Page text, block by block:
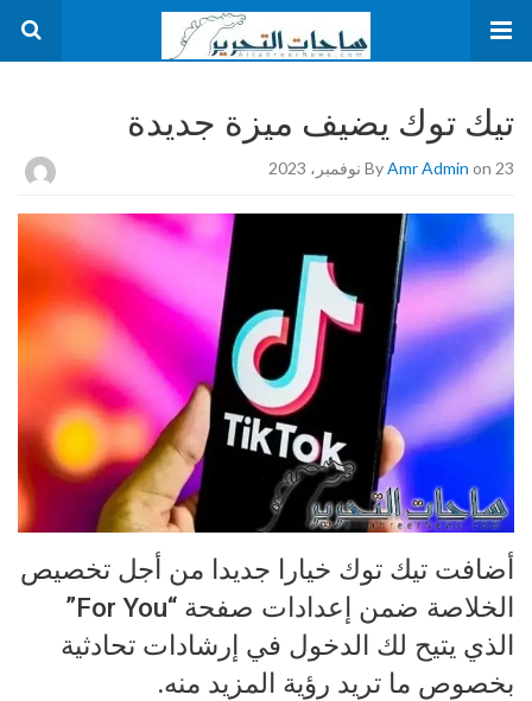
تيك توك يضيف ميزة جديدة
ByAmr Admin on 23 نوفمبر، 2023
أضافت تيك توك خيارا جديدا من أجل تخصيص
الخلاصة ضمن إعدادات صفحة “For You”
الذي يتيح لك الدخول في إرشادات تحادثية
بخصوص ما تريد رؤية المزيد منه.